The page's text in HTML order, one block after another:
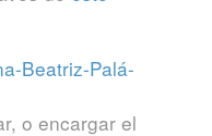
o encargar el